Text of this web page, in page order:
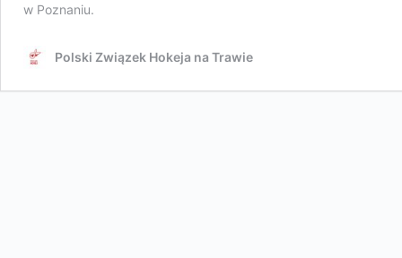
w Poznaniu.
Polski Związek Hokeja na Trawie